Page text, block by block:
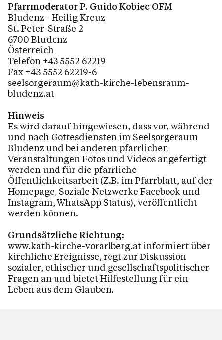
Pfarrmoderator P. Guido Kobiec OFM
Bludenz - Heilig Kreuz
St. Peter-Straße 2
6700 Bludenz
Österreich
Telefon +43 5552 62219
Fax +43 5552 62219-6
seelsorgeraum@kath-kirche-lebensraum-
bludenz.at
Hinweis
Es wird darauf hingewiesen, dass vor, während
und nach Gottesdiensten im Seelsorgeraum
Bludenz und bei anderen pfarrlichen
Veranstaltungen Fotos und Videos angefertigt
werden und für die pfarrliche
Öffentlichkeitsarbeit (Z.B. im Pfarrblatt, auf der
Homepage, Soziale Netzwerke Facebook und
Instagram, WhatsApp Status), veröffentlicht
werden können.
Grundsätzliche Richtung:
www.kath-kirche-vorarlberg.at informiert über
kirchliche Ereignisse, regt zur Diskussion
sozialer, ethischer und gesellschaftspolitischer
Fragen an und bietet Hilfestellung für ein
Leben aus dem Glauben.